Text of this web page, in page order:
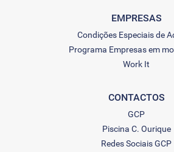
EMPRESAS
Condições Especiais de
Programa Empresas em
Work It
CONTACTOS
GCP
Piscina C. Ourique
Redes Sociais GCP